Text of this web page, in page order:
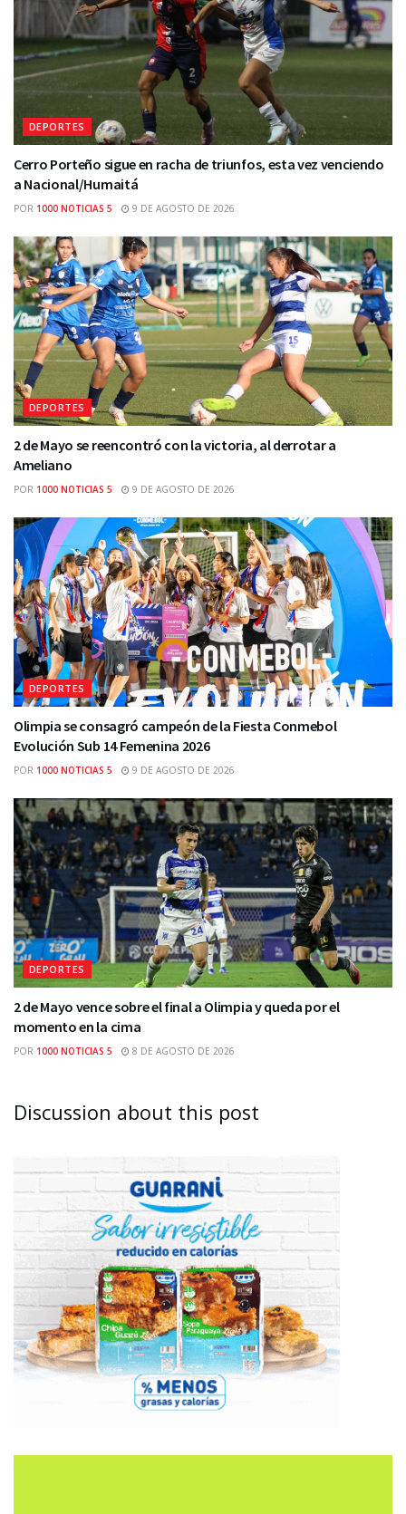
DEPORTES
Cerro Porteño sigue en racha de triunfos, esta vez venciendo
a Nacional/Humaitá
POR 1000 NOTICIAS 5 9 DE AGOSTO DE 2026
DEPORTES
2 de Mayo se reencontró con la victoria, al derrotar a
Ameliano
POR 1000 NOTICIAS 5 9 DE AGOSTO DE 2026
DEPORTES
Olimpia se consagró campeón de la Fiesta Conmebol
Evolución Sub 14 Femenina 2026
POR 1000 NOTICIAS 5 9 DE AGOSTO DE 2026
DEPORTES
2 de Mayo vence sobre el final a Olimpia y queda por el
momento en la cima
POR 1000 NOTICIAS 5 8 DE AGOSTO DE 2026
Discussion about this post